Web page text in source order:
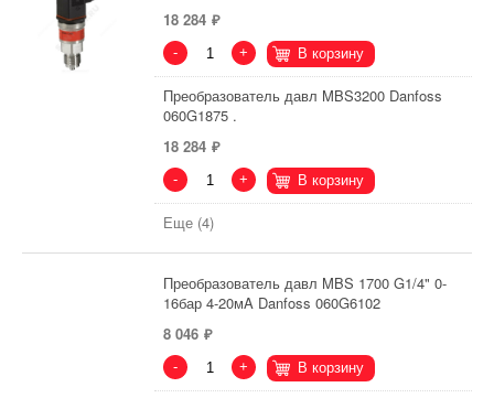
18 284
- + В корзину
Преобразователь давл MBS3200 Danfoss
060G1875 .
18 284
- + В корзину
Еще (4)
Преобразователь давл MBS 1700 G1/4" 0-
16бар 4-20мA Danfoss 060G6102
8 046
- + В корзину